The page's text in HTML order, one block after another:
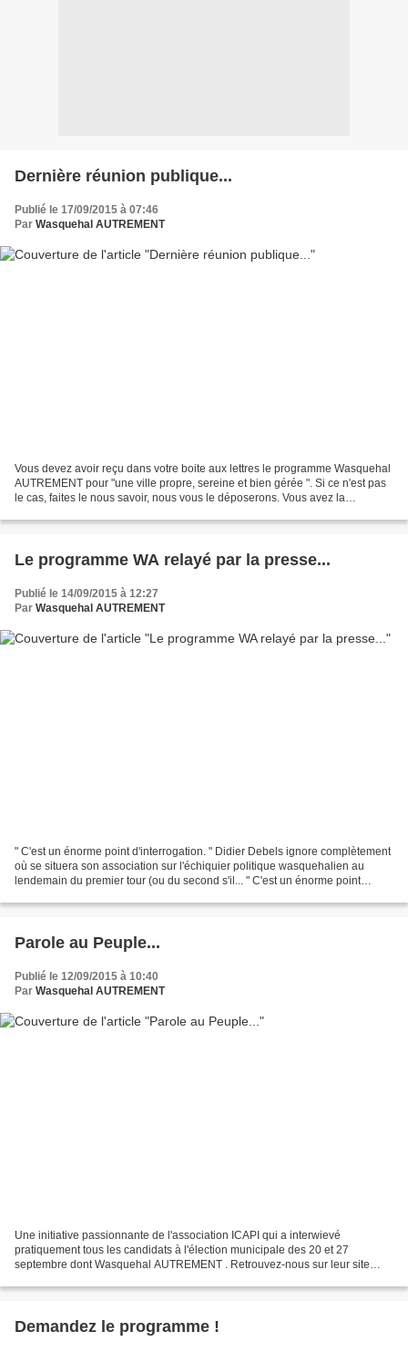
Dernière réunion publique...
Publié le 17/09/2015 à 07:46
Par Wasquehal AUTREMENT
Vous devez avoir reçu dans votre boite aux lettres le programme Wasquehal
AUTREMENT pour "une ville propre, sereine et bien gérée ". Si ce n'est pas
le cas, faites le nous savoir, nous vous le déposerons. Vous avez la
Le programme WA relayé par la presse...
Publié le 14/09/2015 à 12:27
Par Wasquehal AUTREMENT
" C'est un énorme point d'interrogation. " Didier Debels ignore complètement
où se situera son association sur l'échiquier politique wasquehalien au
lendemain du premier tour (ou du second s'il... " C'est un énorme point
Parole au Peuple...
Publié le 12/09/2015 à 10:40
Par Wasquehal AUTREMENT
Une initiative passionnante de l'association ICAPI qui a interwievé
pratiquement tous les candidats à l'élection municipale des 20 et 27
septembre dont Wasquehal AUTREMENT . Retrouvez-nous sur leur site
Demandez le programme !